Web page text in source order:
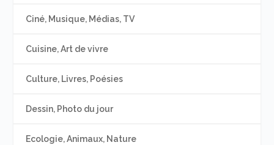
Ciné, Musique, Médias, TV
Cuisine, Art de vivre
Culture, Livres, Poésies
Dessin, Photo du jour
Ecologie, Animaux, Nature